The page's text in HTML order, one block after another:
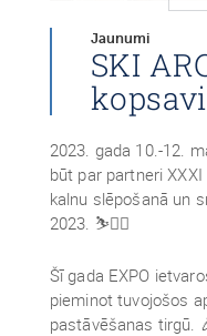
Jaunumi
SKI
2023. gada 10.-12.
būt par partneri
kalnu slēpošanā un
2023. ⛷️🏂🏻
Šī gada EXPO
pieminot tuvojošos
pastāvēšanas tirgū.